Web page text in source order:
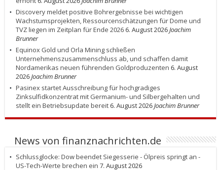
Discovery meldet positive Bohrergebnisse bei wichtigen
Wachstumsprojekten, Ressourcenschätzungen für Dome und
TVZ liegen im Zeitplan für Ende 2026 6. August 2026Joachim
Brunner
Equinox Gold und Orla Mining schließen
Unternehmenszusammenschluss ab, und schaffen damit
Nordamerikas neuen führenden Goldproduzenten 6. August
2026Joachim Brunner
Pasinex startet Ausschreibung für hochgradiges
Zinksulfidkonzentrat mit Germanium- und Silbergehalten und
stellt ein Betriebsupdate bereit 6. August 2026Joachim Brunner
News von finanznachrichten.de
Schlussglocke: Dow beendet Siegesserie - Ölpreis springt an -
US-Tech-Werte brechen ein 7. August 2026